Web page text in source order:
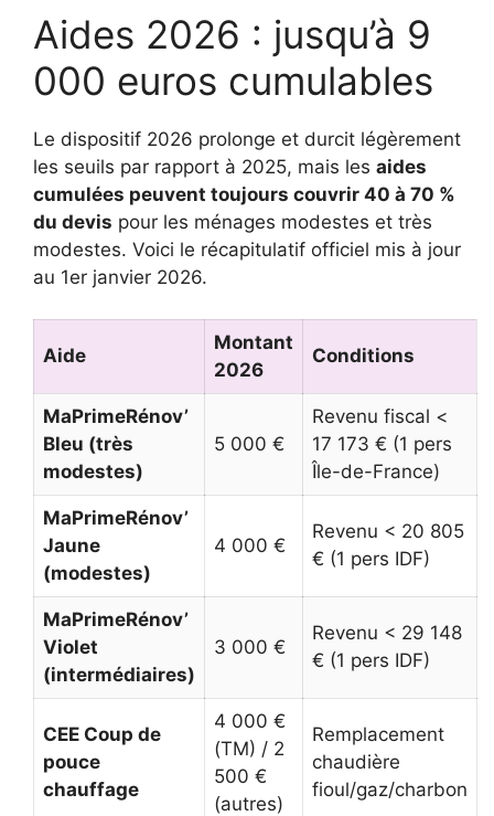
Aides 2026 : jusqu’à 9
000 euros cumulables
Le dispositif 2026 prolonge et durcit légèrement
les seuils par rapport à 2025, mais les aides
cumulées peuvent toujours couvrir 40 à 70 %
du devis pour les ménages modestes et très
modestes. Voici le récapitulatif officiel mis à jour
au 1er janvier 2026.
Aide
Montant
2026
Conditions
MaPrimeRénov’
Bleu (très
modestes)
5 000 €
Revenu fiscal <
17 173 € (1 pers
Île-de-France)
MaPrimeRénov’
Jaune
(modestes)
4 000 €
Revenu < 20 805
€ (1 pers IDF)
MaPrimeRénov’
Violet
(intermédiaires)
3 000 €
Revenu < 29 148
€ (1 pers IDF)
CEE Coup de
pouce
chauffage
4 000 €
(TM) / 2
500 €
(autres)
Remplacement
chaudière
fioul/gaz/charbon